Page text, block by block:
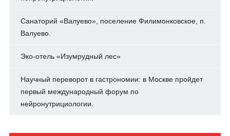
Санаторий «Валуево», поселение Филимонковское, п.
Валуево.
Эко-отель «Изумрудный лес»
Научный переворот в гастрономии: в Москве пройдет
первый международный форум по
нейронутрициологии.